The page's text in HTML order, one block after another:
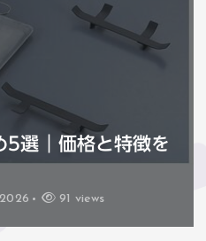
すすめ3選｜価格と
74 views